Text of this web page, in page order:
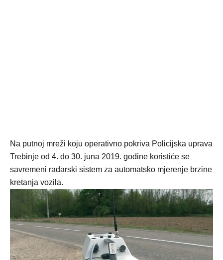
Na putnoj mreži koju operativno pokriva Policijska uprava
Trebinje od 4. do 30. juna 2019. godine koristiće se
savremeni radarski sistem za automatsko mjerenje brzine
kretanja vozila.